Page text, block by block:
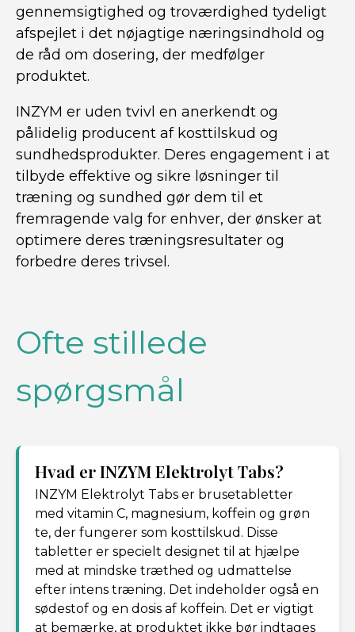
gennemsigtighed og troværdighed tydeligt
afspejlet i det nøjagtige næringsindhold og
de råd om dosering, der medfølger
produktet.
INZYM er uden tvivl en anerkendt og
pålidelig producent af kosttilskud og
sundhedsprodukter. Deres engagement i at
tilbyde effektive og sikre løsninger til
træning og sundhed gør dem til et
fremragende valg for enhver, der ønsker at
optimere deres træningsresultater og
forbedre deres trivsel.
Ofte stillede
spørgsmål
Hvad er INZYM Elektrolyt Tabs?
INZYM Elektrolyt Tabs er brusetabletter
med vitamin C, magnesium, koffein og grøn
te, der fungerer som kosttilskud. Disse
tabletter er specielt designet til at hjælpe
med at mindske træthed og udmattelse
efter intens træning. Det indeholder også en
sødestof og en dosis af koffein. Det er vigtigt
at bemærke, at produktet ikke bør indtages